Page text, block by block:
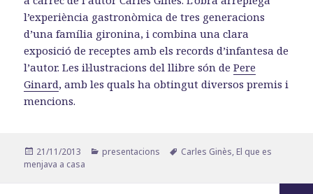
l’experiència gastronòmica de tres generacions
d’una família gironina, i combina una clara
exposició de receptes amb els records d’infantesa de
l’autor. Les il·lustracions del llibre són dePere
Ginard, amb les quals ha obtingut diversos premis i
mencions.
Publicat
el
21/11/2013 Categories
presentacions Etiquetes
Carles Ginès, El que es
menjava a casa